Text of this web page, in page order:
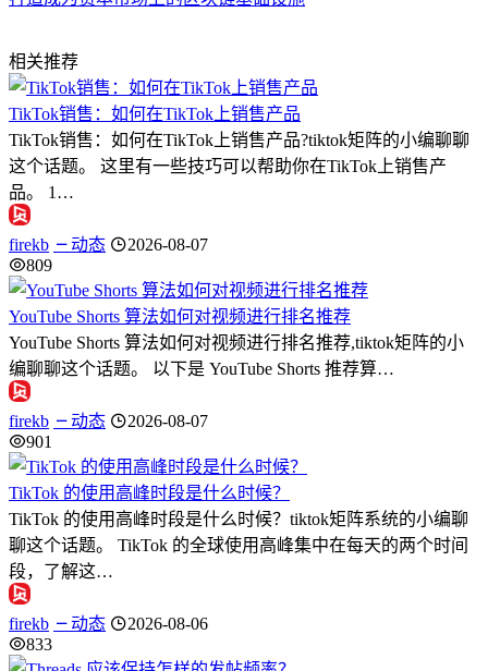
相关推荐
TikTok销售：如何在TikTok上销售产品
TikTok销售：如何在TikTok上销售产品?tiktok矩阵的小编聊聊
这个话题。 这里有一些技巧可以帮助你在TikTok上销售产
品。 1…
firekb 动态
2026-08-07
809
YouTube Shorts 算法如何对视频进行排名推荐
YouTube Shorts 算法如何对视频进行排名推荐,tiktok矩阵的小
编聊聊这个话题。 以下是 YouTube Shorts 推荐算…
firekb 动态
2026-08-07
901
TikTok 的使用高峰时段是什么时候？
TikTok 的使用高峰时段是什么时候？tiktok矩阵系统的小编聊
聊这个话题。 TikTok 的全球使用高峰集中在每天的两个时间
段，了解这…
firekb 动态
2026-08-06
833